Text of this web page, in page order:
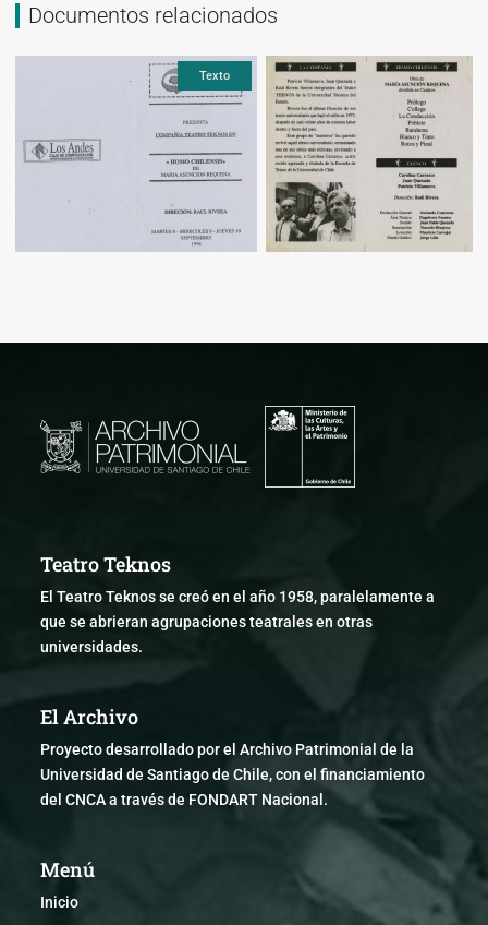
Documentos relacionados
Texto
Teatro Teknos
El Teatro Teknos se creó en el año 1958, paralelamente a
que se abrieran agrupaciones teatrales en otras
universidades.
El Archivo
Proyecto desarrollado por el Archivo Patrimonial de la
Universidad de Santiago de Chile, con el financiamiento
del CNCA a través de FONDART Nacional.
Menú
Inicio